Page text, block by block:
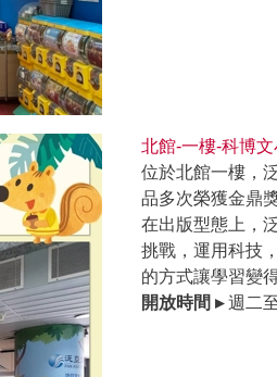
北館-一樓-科博
位於北館一樓，
品多次榮獲金鼎
在出版型態上，
挑戰，運用科技
的方式讓學習變
開放時間 ▸週二